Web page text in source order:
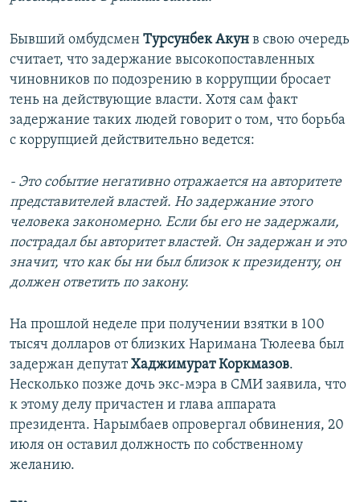
Бывший омбудсмен Турсунбек Акун в свою очередь
считает, что задержание высокопоставленных
чиновников по подозрению в коррупции бросает
тень на действующие власти. Хотя сам факт
задержание таких людей говорит о том, что борьба
с коррупцией действительно ведется:
- Это событие негативно отражается на авторитете
представителей властей. Но задержание этого
человека закономерно. Если бы его не задержали,
пострадал бы авторитет властей. Он задержан и это
значит, что как бы ни был близок к президенту, он
должен ответить по закону.
На прошлой неделе при получении взятки в 100
тысяч долларов от близких Наримана Тюлеева был
задержан депутатХаджимурат Коркмазов.
Несколько позже дочь экс-мэра в СМИ заявила, что
к этому делу причастен и глава аппарата
президента. Нарымбаев опровергал обвинения, 20
июля он оставил должность по собственному
желанию.